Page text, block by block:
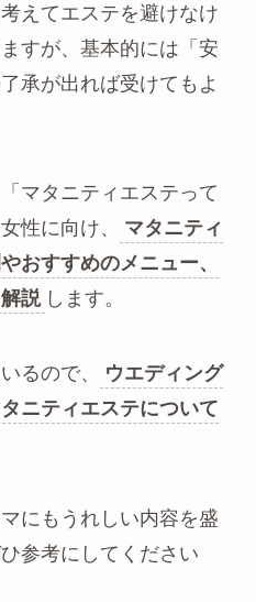
えてエステを避けなけ
すが、基本的には「安
承が出れば受けてもよ
マタニティエステって
性に向け、
マタニティ
おすすめのメニュー、
説 します。
るので、
ウエディング
ニティエステについて
にもうれしい内容を盛
参考にしてください